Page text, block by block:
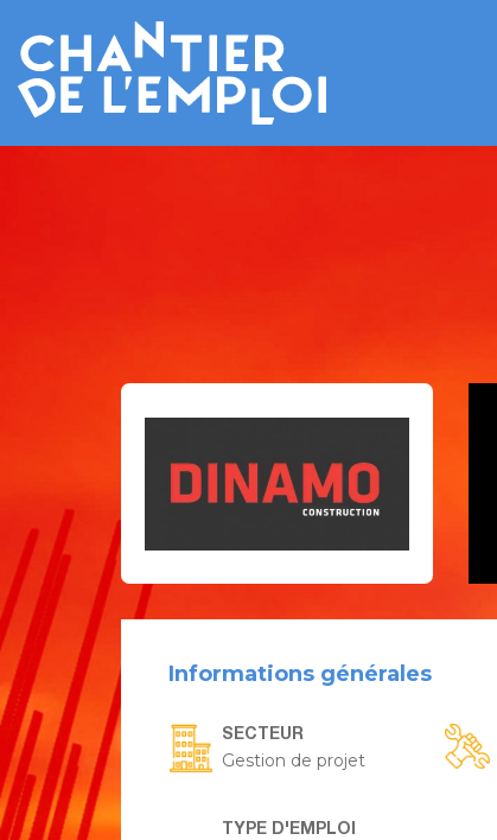
Informations générales
SECTEUR
Gestion de projet
TYPE D'EMPLOI